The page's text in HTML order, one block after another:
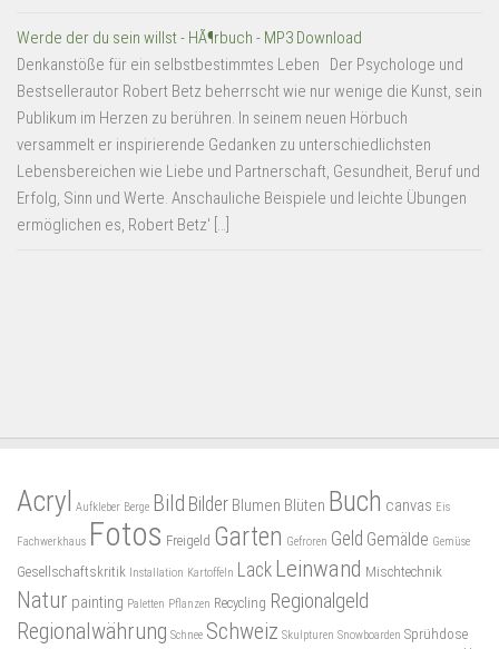
Werde der du sein willst - HÃ¶rbuch - MP3 Download
Denkanstöße für ein selbstbestimmtes Leben Der Psychologe und
Bestsellerautor Robert Betz beherrscht wie nur wenige die Kunst, sein
Publikum im Herzen zu berühren. In seinem neuen Hörbuch
versammelt er inspirierende Gedanken zu unterschiedlichsten
Lebensbereichen wie Liebe und Partnerschaft, Gesundheit, Beruf und
Erfolg, Sinn und Werte. Anschauliche Beispiele und leichte Übungen
ermöglichen es, Robert Betz' […]
Acryl Aufkleber Berge Bild Bilder Blumen Blüten Buch canvas Eis
Fachwerkhaus Fotos Freigeld Garten Gefroren Geld Gemälde Gemüse
Gesellschaftskritik Installation Kartoffeln Lack Leinwand Mischtechnik
Natur painting Paletten Pflanzen Recycling Regionalgeld
Regionalwährung Schnee Schweiz Skulpturen Snowboarden Sprühdose